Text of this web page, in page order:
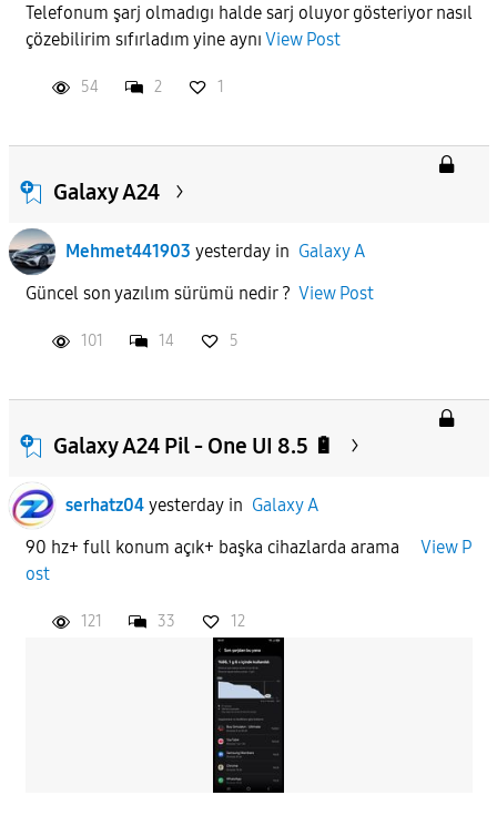
Telefonum şarj olmadıgı halde sarj oluyor gösteriyor nasıl
çözebilirim sıfırladım yine aynı View Post
54 2 1
Galaxy A24
Mehmet441903 yesterdayin Galaxy A
Güncel son yazılım sürümü nedir ? View Post
101 14 5
Galaxy A24 Pil - One UI 8.5 🔋
serhatz04 yesterdayin Galaxy A
90 hz+ full konum açık+ başka cihazlarda arama View P
ost
121 33 12